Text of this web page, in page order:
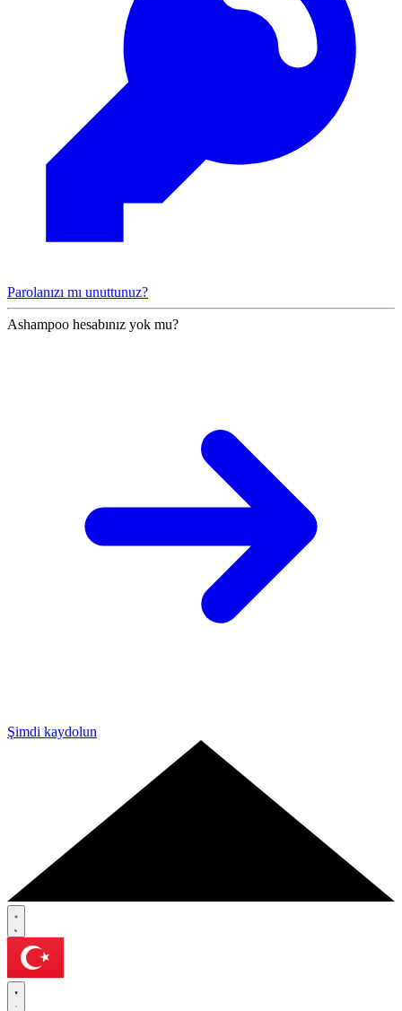
Parolanızı mı unuttunuz?
Ashampoo hesabınız yok mu?
Şimdi kaydolun